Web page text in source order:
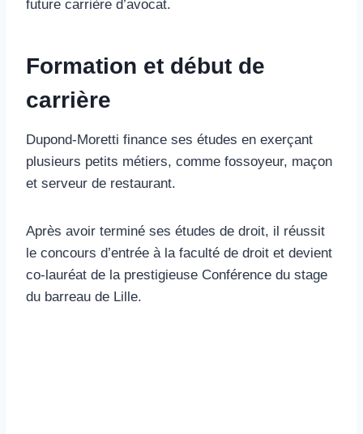
future carrière d’avocat.
Formation et début de
carrière
Dupond-Moretti finance ses études en exerçant
plusieurs petits métiers, comme fossoyeur, maçon
et serveur de restaurant.
Après avoir terminé ses études de droit, il réussit
le concours d’entrée à la faculté de droit et devient
co-lauréat de la prestigieuse Conférence du stage
du barreau de Lille.